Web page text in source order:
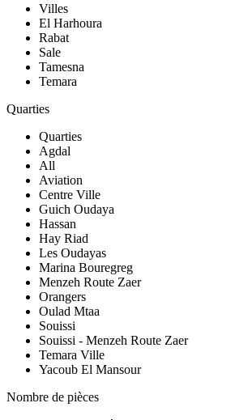
Villes
El Harhoura
Rabat
Sale
Tamesna
Temara
Quarties
Quarties
Agdal
All
Aviation
Centre Ville
Guich Oudaya
Hassan
Hay Riad
Les Oudayas
Marina Bouregreg
Menzeh Route Zaer
Orangers
Oulad Mtaa
Souissi
Souissi - Menzeh Route Zaer
Temara Ville
Yacoub El Mansour
Nombre de pièces